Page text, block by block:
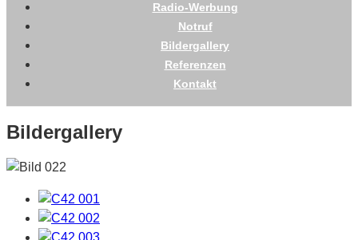
Radio-Werbung
Notruf
Bildergallery
Referenzen
Kontakt
Bildergallery